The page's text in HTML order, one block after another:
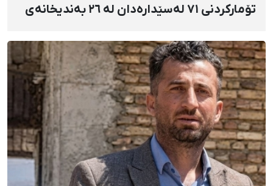
تۆمارکردنی ٧١ لەسێدارەدان لە ٢٦ بەندیخانەی
شوێنی نادیار و لەبەر چاوی خەڵکەوە